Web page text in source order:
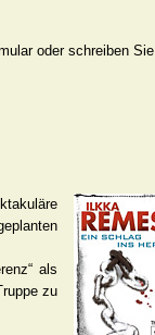
oder schreiben Sie
als
zu